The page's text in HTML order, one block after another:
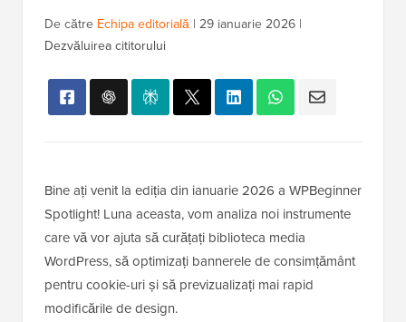
De către Echipa editorială | 29 ianuarie 2026 |
Dezvăluirea cititorului
Bine ați venit la ediția din ianuarie 2026 a WPBeginner
Spotlight! Luna aceasta, vom analiza noi instrumente
care vă vor ajuta să curățați biblioteca media
WordPress, să optimizați bannerele de consimțământ
pentru cookie-uri și să previzualizați mai rapid
modificările de design.